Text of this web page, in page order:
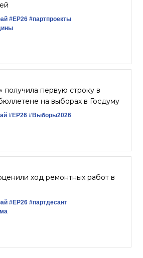
#ЕР26 #партпроекты
получила первую строку в
на выборах в Госдуму
#ЕР26 #Выборы2026
ход ремонтных работ в
#ЕР26 #партдесант